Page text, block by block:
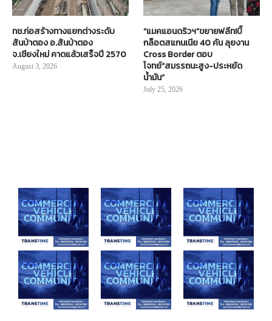
ทช.ก่อสร้างทางแยกต่างระดับ
สันป่าตอง อ.สันป่าตอง
จ.เชียงใหม่ คาดแล้วเสร็จปี 2570
August 3, 2026
“แมคแอนดริวฯ”ขยายฟลีท!บิ๊
กล็อตสแกนเนีย 40 คัน ลุยงาน
Cross Border ตอบ
โจทย์“สมรรถนะสูง-ประหยัด
น้ำมัน”
July 25, 2026